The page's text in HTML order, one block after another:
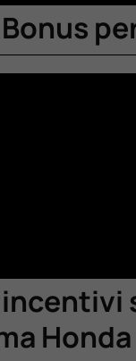
Honda